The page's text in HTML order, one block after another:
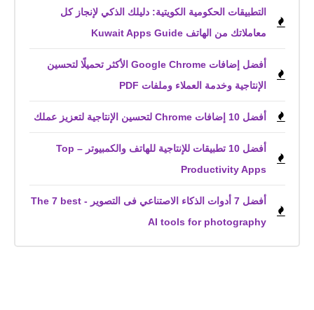
التطبيقات الحكومية الكويتية: دليلك الذكي لإنجاز كل
معاملاتك من الهاتف Kuwait Apps Guide
أفضل إضافات Google Chrome الأكثر تحميلًا لتحسين
الإنتاجية وخدمة العملاء وملفات PDF
أفضل 10 إضافات Chrome لتحسين الإنتاجية لتعزيز عملك
أفضل 10 تطبيقات للإنتاجية للهاتف والكمبيوتر – Top
Productivity Apps
أفضل 7 أدوات الذكاء الاصتناعي فى التصوير - The 7 best
AI tools for photography